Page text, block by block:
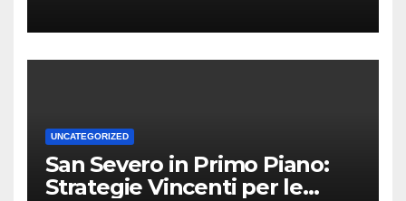
UNCATEGORIZED
San Severo in Primo Piano:
Strategie Vincenti per le